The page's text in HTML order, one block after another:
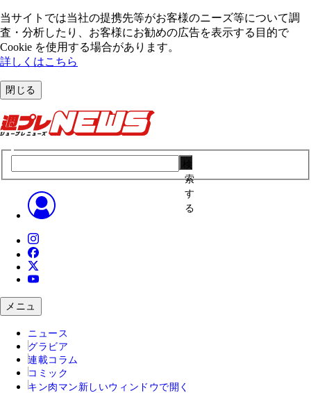
当サイトでは当社の提携先等がお客様のニーズ等について調
査・分析したり、お客様にお勧めの広告を表⽰する⽬的で
Cookie を使⽤する場合があります。
詳しくはこちら
閉じる
索
す
る
メニュ
ニュース
グラビア
連載コラム
コミック
キン肉マン 新しいウィンドウで開く